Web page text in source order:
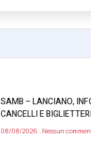
SAMB – LANCIANO,
CANCELLI E
08/08/2026 Nessun